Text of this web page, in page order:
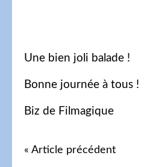
Une bien joli balade !
Bonne journée à tous !
Biz de Filmagique
« Article précédent